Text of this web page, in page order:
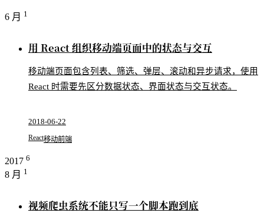
6 月 1
用 React 组织移动端页面中的状态与交互
移动端页面包含列表、筛选、弹层、滚动和异步请求，使用
React 时需要先区分数据状态、界面状态与交互状态。
2018-06-22
React移动前端
2017 6
8 月 1
视频爬虫系统不能只写一个脚本跑到底